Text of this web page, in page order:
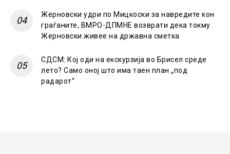
Жерновски удри по Мицкоски за навредите кон
граѓаните, ВМРО-ДПМНЕ возврати дека токму
Жерновски живее на државна сметка
СДСМ: Кој оди на екскурзија во Брисел среде
лето? Само оној што има таен план „под
радарот“